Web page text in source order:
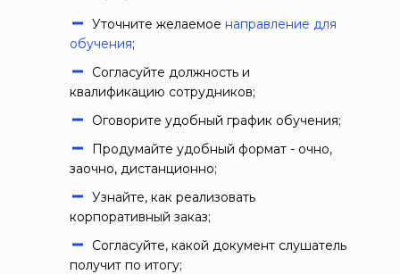
Уточните желаемое направление для
обучения;
Согласуйте должность и
квалификацию сотрудников;
Оговорите удобный график обучения;
Продумайте удобный формат - очно,
заочно, дистанционно;
Узнайте, как реализовать
корпоративный заказ;
Согласуйте, какой документ слушатель
получит по итогу;